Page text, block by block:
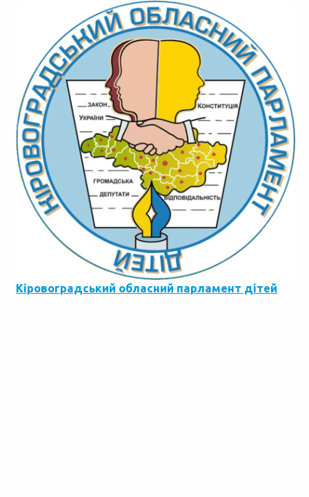
Кіровоградський обласний парламент дітей